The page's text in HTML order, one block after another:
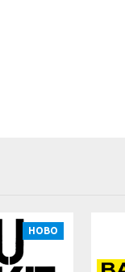
НОВО